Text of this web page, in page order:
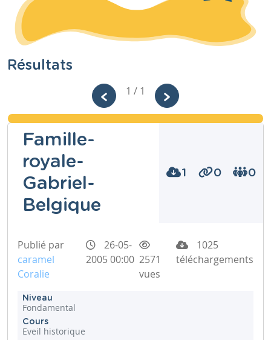
Résultats
1 / 1
Famille-
royale-
Gabriel-
Belgique
1 0 0
Publié par
caramel
Coralie
26-05-
2005 00:00 2571
vues
1025
téléchargements
Niveau
Fondamental
Cours
Eveil historique